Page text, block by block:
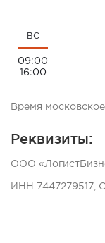
ВС
09:00
16:00
Время московское
Реквизиты:
ООО
ИНН 7447279517,